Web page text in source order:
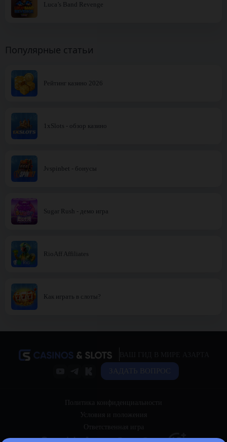
Luca’s Band Revenge
Популярные статьи
Рейтинг казино 2026
1xSlots - обзор казино
Jvspinbet - бонусы
Sugar Rush - демо игра
RioAff Affiliates
Как играть в слоты?
ЗАДАТЬ ВОПРОС
Политика конфиденциальности
Условия и положения
Ответственная игра